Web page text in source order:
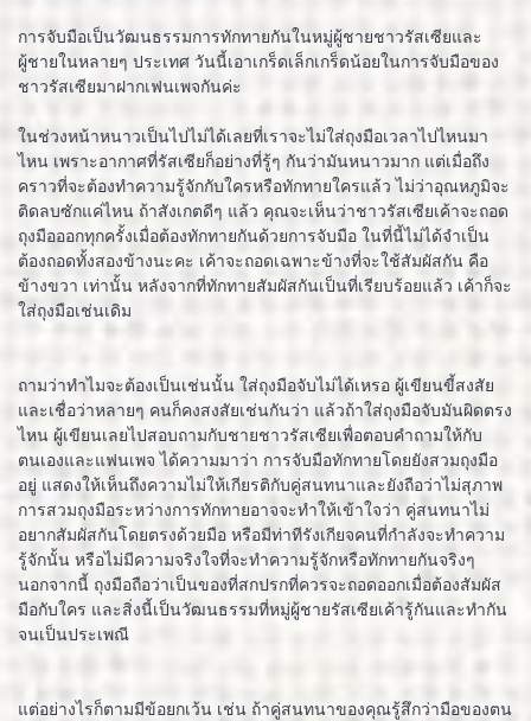
การจับมือเป็นวัฒนธรรมการทักทายกันในหมู่ผู้ชายชาวรัสเซียและ
ผู้ชายในหลายๆ ประเทศ วันนี้เอาเกร็ดเล็กเกร็ดน้อยในการจับมือของ
ชาวรัสเซียมาฝากเฟนเพจกันค่ะ
ในช่วงหน้าหนาวเป็นไปไม่ได้เลยที่เราจะไม่ใส่ถุงมือเวลาไปไหนมา
ไหน เพราะอากาศที่รัสเซียก็อย่างที่รู้ๆ กันว่ามันหนาวมาก แต่เมื่อถึง
คราวที่จะต้องทำความรู้จักกับใครหรือทักทายใครแล้ว ไม่ว่าอุณหภูมิจะ
ติดลบซักแค่ไหน ถ้าสังเกตดีๆ แล้ว คุณจะเห็นว่าชาวรัสเซียเค้าจะถอด
ถุงมือออกทุกครั้งเมื่อต้องทักทายกันด้วยการจับมือ ในที่นี้ไม่ได้จำเป็น
ต้องถอดทั้งสองข้างนะคะ เค้าจะถอดเฉพาะข้างที่จะใช้สัมผัสกัน คือ
ข้างขวา เท่านั้น หลังจากที่ทักทายสัมผัสกันเป็นที่เรียบร้อยแล้ว เค้าก็จะ
ใส่ถุงมือเช่นเดิม
ถามว่าทำไมจะต้องเป็นเช่นนั้น ใส่ถุงมือจับไม่ได้เหรอ ผู้เขียนขี้สงสัย
และเชื่อว่าหลายๆ คนก็คงสงสัยเช่นกันว่า แล้วถ้าใส่ถุงมือจับมันผิดตรง
ไหน ผู้เขียนเลยไปสอบถามกับชายชาวรัสเซียเพื่อตอบคำถามให้กับ
ตนเองและแฟนเพจ ได้ความมาว่า การจับมือทักทายโดยยังสวมถุงมือ
อยู่ แสดงให้เห็นถึงความไม่ให้เกียรติกับคู่สนทนาและยังถือว่าไม่สุภาพ
การสวมถุงมือระหว่างการทักทายอาจจะทำให้เข้าใจว่า คู่สนทนาไม่
อยากสัมผัสกันโดยตรงด้วยมือ หรือมีท่าทีรังเกียจคนที่กำลังจะทำความ
รู้จักนั้น หรือไม่มีความจริงใจที่จะทำความรู้จักหรือทักทายกันจริงๆ
นอกจากนี้ ถุงมือถือว่าเป็นของที่สกปรกที่ควรจะถอดออกเมื่อต้องสัมผัส
มือกับใคร และสิ่งนี้เป็นวัฒนธรรมที่หมู่ผู้ชายรัสเซียเค้ารู้กันและทำกัน
จนเป็นประเพณี
แต่อย่างไรก็ตามมีข้อยกเว้น เช่น ถ้าคู่สนทนาของคุณรู้สึกว่ามือของตน